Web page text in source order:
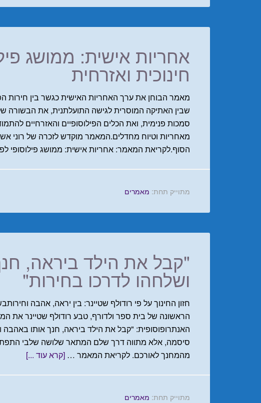
אחריות אישית: ממושג
חינוכית ואזרחית
מאמר הבוחן את ערך האחריות האישית כגשר בין חירות
שבין האתיקה המוסרית לגישה התועלתנית, את הבשורה של
סמכות פנימית, ואת הכלים הפילוסופיים והאזרחיים
מאחריות וטיוח מחדלים.המאמר מוקדש לזכרה של רוני
הסוף.לקריאת המאמר: אחריות אישית: ממושג פילוסופי
מתוייק תחת: מאמרים
"קבל את הילד ביראה,
ושלחהו לדרכו בחירות"
הראשונה של בית ספר ולדורף, טבע רודולף שטיינר את
האנתרופוסופית: "קבל את הילד ביראה, חנך אותו באהבה
סיסמה, אלא מתווה דרך שלם המתאר שלושה שלבי
מהמחנך לאורכם. לקריאת המאמר … [קרא עוד ...]
מתוייק תחת: מאמרים